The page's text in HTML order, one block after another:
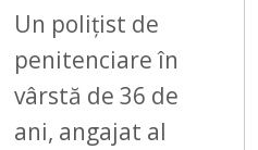
Un polițist de
penitenciare în
vârstă de 36 de
ani, angajat al